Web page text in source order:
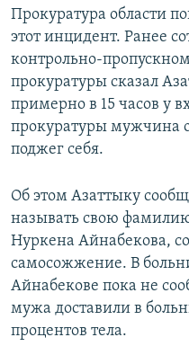
Прокуратура области
этот инцидент. Ранее
контрольно-
прокуратуры сказал
примерно в 15 часов у
прокуратуры мужчина
поджег себя.
Об этом Азаттыку
называть свою
Нуркена Айнабекова,
самосожжение. В
Айнабекове пока не
мужа доставили в
процентов тела.